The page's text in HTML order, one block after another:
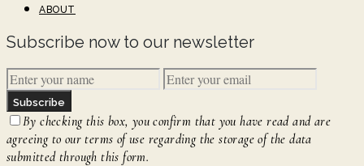
ABOUT
Subscribe now to our newsletter
Subscribe
By checking this box, you confirm that you have read and are
agreeing to our terms of use regarding the storage of the data
submitted through this form.